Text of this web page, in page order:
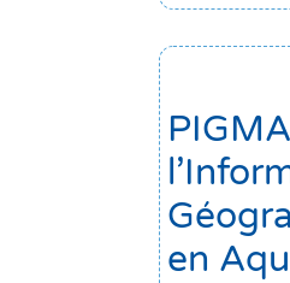
en